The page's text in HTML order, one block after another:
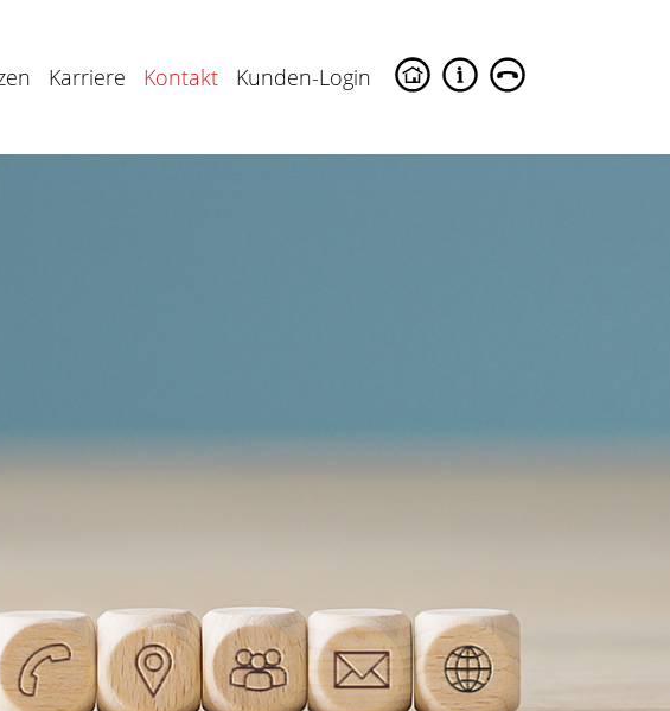
Karriere Kontakt Kunden-Login